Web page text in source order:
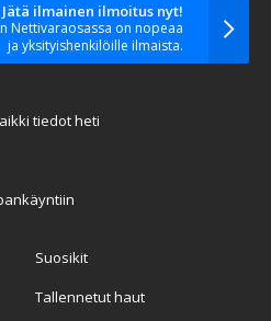
Jätä ilmainen ilmoitus nyt!
Nettivaraosassa on nopeaa
ja yksityishenkilöille ilmaista.
tiedot heti
Suosikit
Tallennetut haut